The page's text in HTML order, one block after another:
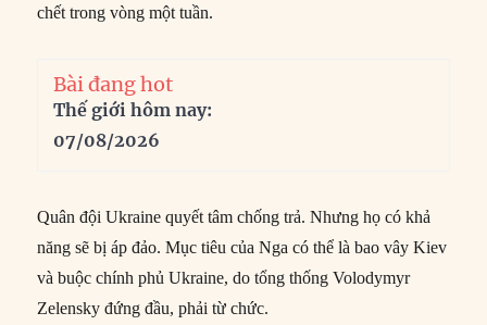
chết trong vòng một tuần.
Bài đang hot
Thế giới hôm nay:
07/08/2026
Quân đội Ukraine quyết tâm chống trả. Nhưng họ có khả
năng sẽ bị áp đảo. Mục tiêu của Nga có thể là bao vây Kiev
và buộc chính phủ Ukraine, do tổng thống Volodymyr
Zelensky đứng đầu, phải từ chức.